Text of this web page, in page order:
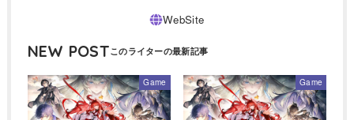
NEW POST
Game Game